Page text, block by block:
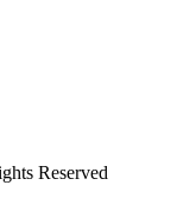
Reserved